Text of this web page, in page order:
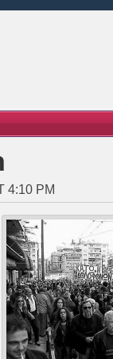
4:10 PM